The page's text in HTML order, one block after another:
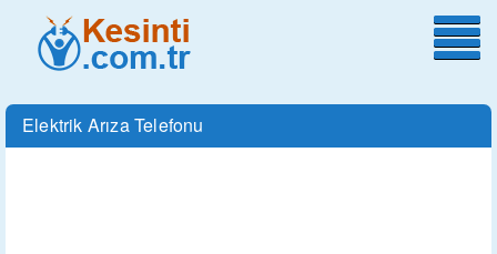
Elektrik Arıza Telefonu